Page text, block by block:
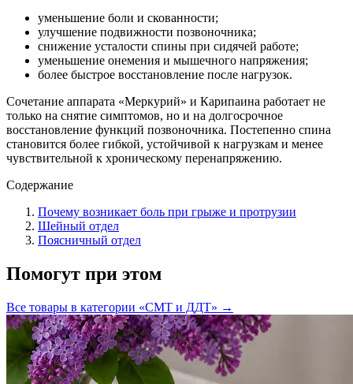
уменьшение боли и скованности;
улучшение подвижности позвоночника;
снижение усталости спины при сидячей работе;
уменьшение онемения и мышечного напряжения;
более быстрое восстановление после нагрузок.
Сочетание аппарата «Меркурий» и Карипаина работает не
только на снятие симптомов, но и на долгосрочное
восстановление функций позвоночника. Постепенно спина
становится более гибкой, устойчивой к нагрузкам и менее
чувствительной к хроническому перенапряжению.
Содержание
Почему возникает боль при грыже и протрузии
Шейный отдел
Поясничный отдел
Помогут при этом
Все товары в категории «СМТ и ДДТ» →